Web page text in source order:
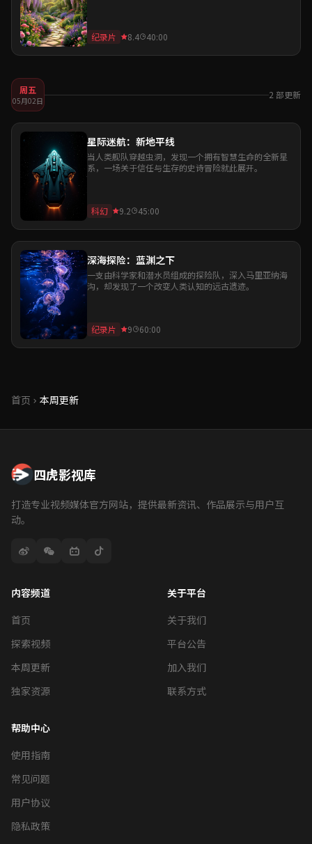
纪录片 8.4 40:00
周五
05月02日 2 部更新
星际迷航：新地平线
当人类舰队穿越虫洞，发现一个拥有智慧生命的全新星
系，一场关于信任与生存的史诗冒险就此展开。
科幻 9.2 45:00
深海探险：蓝渊之下
一支由科学家和潜水员组成的探险队，深入马里亚纳海
沟，却发现了一个改变人类认知的远古遗迹。
纪录片 9 60:00
首页 本周更新
四虎影视库
打造专业视频媒体官方网站，提供最新资讯、作品展示与用户互
动。
内容频道
首页
探索视频
本周更新
独家资源
关于平台
关于我们
平台公告
加入我们
联系方式
帮助中心
使用指南
常见问题
用户协议
隐私政策